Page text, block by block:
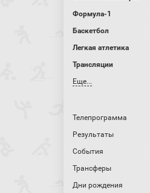
Формула-1
Баскетбол
Легкая атлетика
Трансляции
Еще...
Телепрограмма
Результаты
События
Трансферы
Дни рождения